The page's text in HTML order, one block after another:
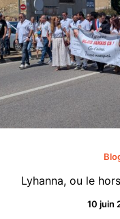
Lyhanna, ou le
10 juin